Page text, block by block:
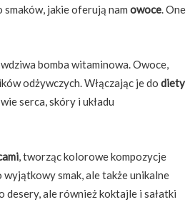
jakie oferują nam owoce. One
bomba witaminowa. Owoce,
odżywczych. Włączając je do diety
serca, skóry i układu
, tworząc kolorowe kompozycje
smak, ale także unikalne
desery, ale również koktajle i sałatki